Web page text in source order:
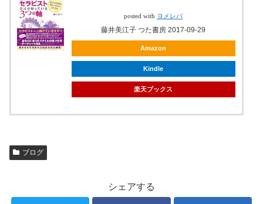
posted with ヨメレバ
藤井美江子 つた書房 2017-09-29
Amazon
Kindle
楽天ブックス
ブログ
シェアする